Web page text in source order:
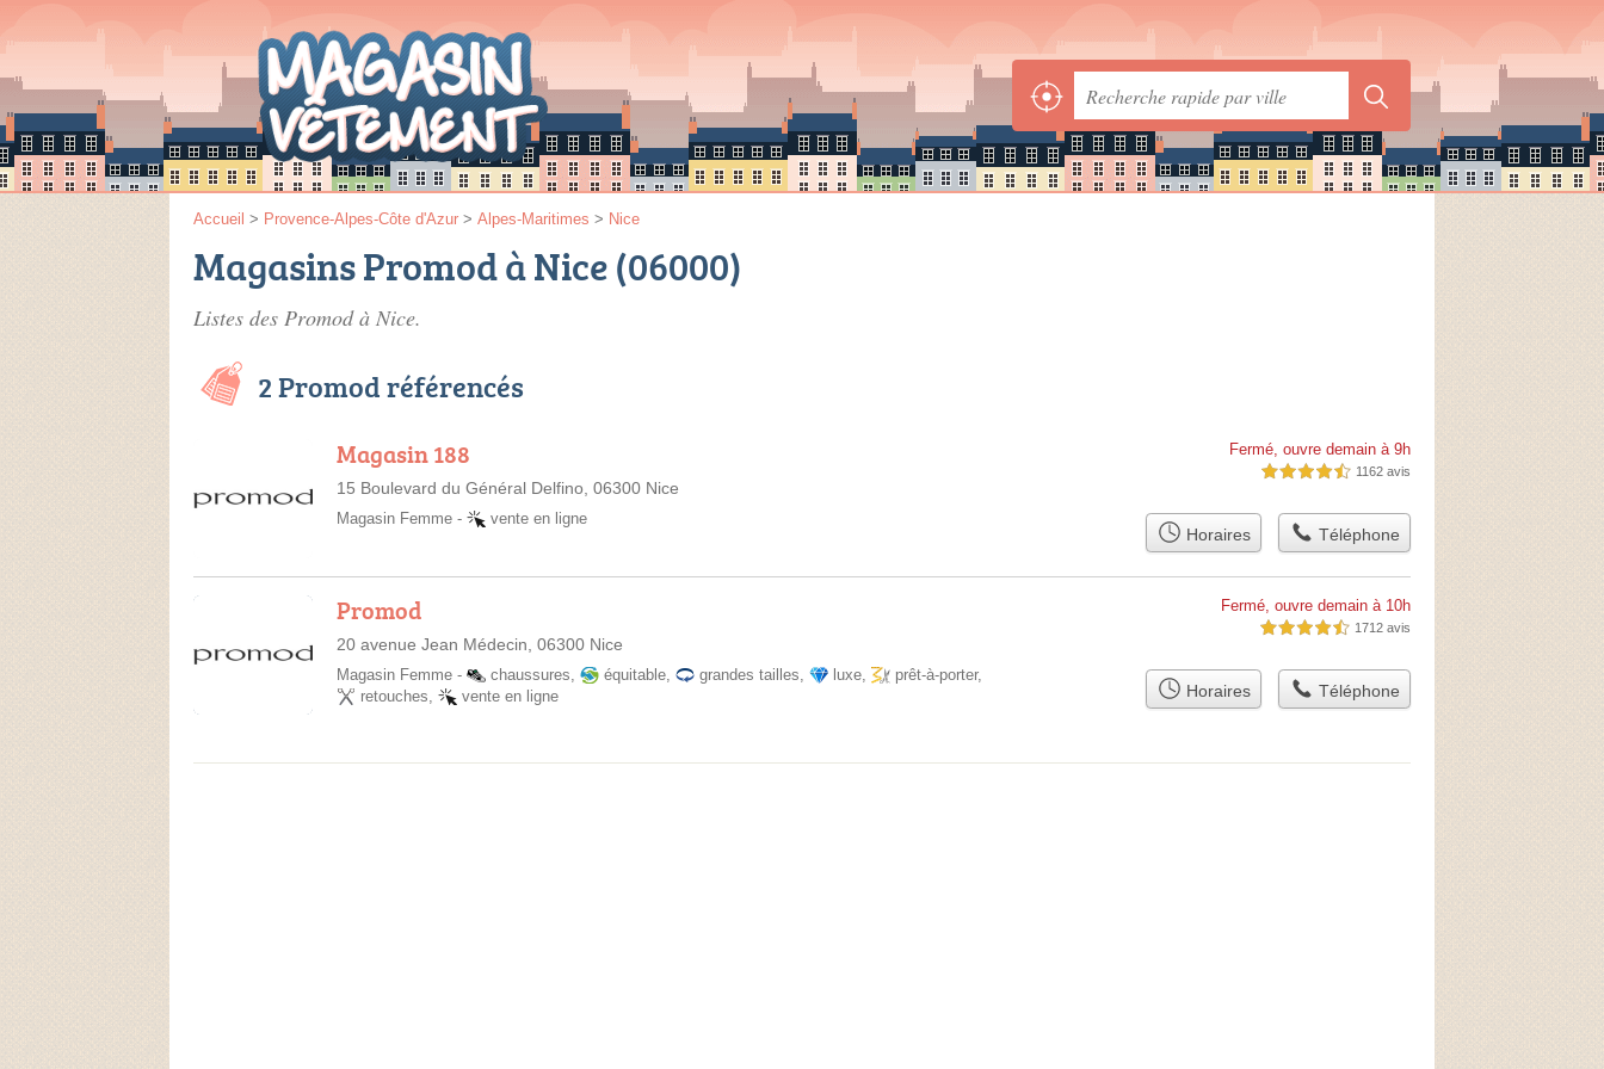
Accueil > Provence-Alpes-Côte d'Azur > Alpes-Maritimes > Nice
Magasins Promod à Nice (06000)
Listes des Promod à Nice.
2 Promod référencés
Magasin 188
15 Boulevard du Général Delfino, 06300 Nice
Fermé, ouvre demain à 9h
4,5 étoiles sur 5 1162 avis
Magasin Femme - vente en ligne
Horaires Téléphone
Promod
20 avenue Jean Médecin, 06300 Nice
Fermé, ouvre demain à 10h
4,5 étoiles sur 5 1712 avis
Magasin Femme - chaussures, équitable, grandes tailles, luxe, prêt-à-porter,
retouches, vente en ligne Horaires Téléphone